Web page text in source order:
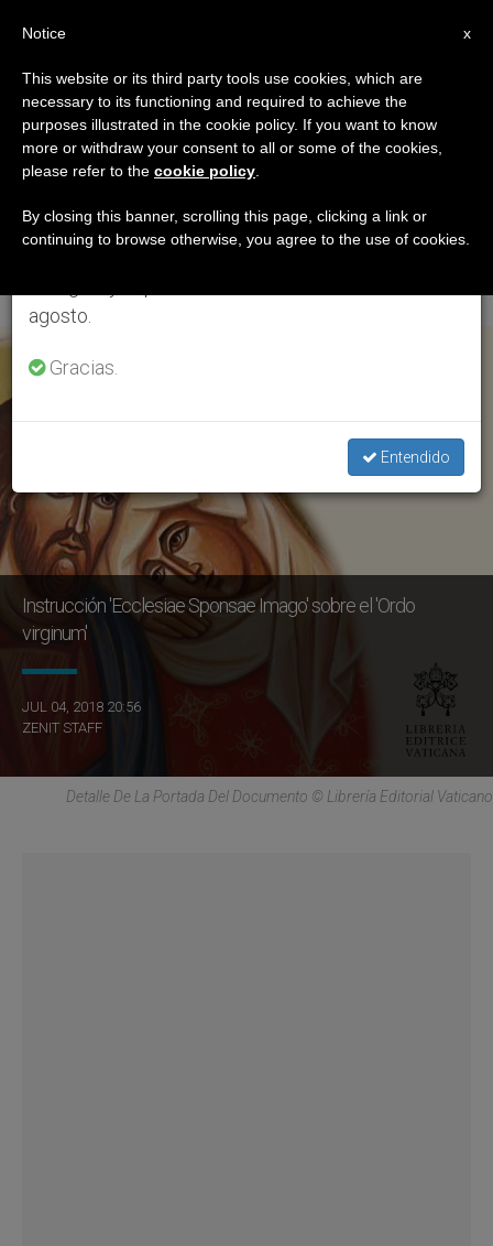
ETIQUETA
Posts Tagged
‘Ecclesiae Sponsae
ÚLTIMAS NOTICIAS
Instrucción 'Ecclesiae Sponsae Imago' sobre el 'Ordo
virginum'
JUL 04, 2018 20:56
ZENIT STAFF
Detalle De La Portada Del Documento © Librería Editorial Vaticano
×
Aviso importante
Del 27 de julio al 7 de agosto haremos la pausa
anual, aprovechando que en el periodo de verano
se generan menos informaciones y también el
agosto.
Gracias.
Entendido
x
Notice
This website or its third party tools use cookies, which are
necessary to its functioning and required to achieve the
purposes illustrated in the cookie policy. If you want to know
more or withdraw your consent to all or some of the cookies,
please refer to the cookie policy
By closing this banner, scrolling this page, clicking a link or
continuing to browse otherwise, you agree to the use of cookies.